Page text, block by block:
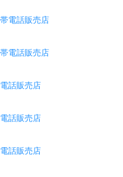
電話販売店
電話販売店
話販売店
話販売店
話販売店